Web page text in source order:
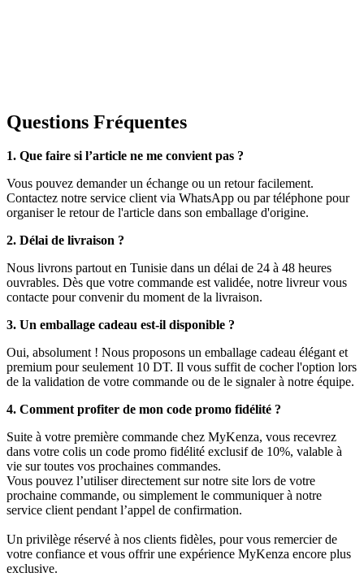
Questions Fréquentes
1. Que faire si l’article ne me convient pas ?
Vous pouvez demander un échange ou un retour facilement.
Contactez notre service client via WhatsApp ou par téléphone pour
organiser le retour de l'article dans son emballage d'origine.
2. Délai de livraison ?
Nous livrons partout en Tunisie dans un délai de 24 à 48 heures
ouvrables. Dès que votre commande est validée, notre livreur vous
contacte pour convenir du moment de la livraison.
3. Un emballage cadeau est-il disponible ?
Oui, absolument ! Nous proposons un emballage cadeau élégant et
premium pour seulement 10 DT. Il vous suffit de cocher l'option lors
de la validation de votre commande ou de le signaler à notre équipe.
4. Comment profiter de mon code promo fidélité ?
Suite à votre première commande chez MyKenza, vous recevrez
dans votre colis un code promo fidélité exclusif de 10%, valable à
vie sur toutes vos prochaines commandes.
Vous pouvez l’utiliser directement sur notre site lors de votre
prochaine commande, ou simplement le communiquer à notre
service client pendant l’appel de confirmation.
Un privilège réservé à nos clients fidèles, pour vous remercier de
votre confiance et vous offrir une expérience MyKenza encore plus
exclusive.